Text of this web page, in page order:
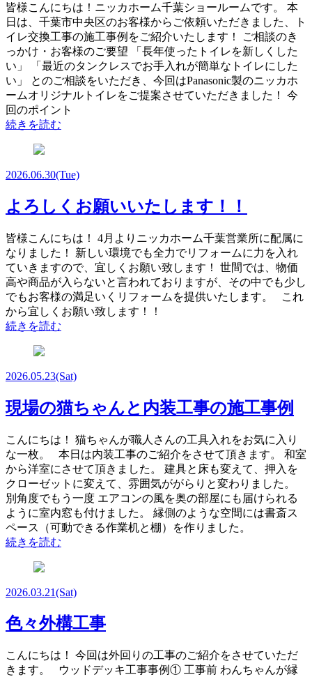
皆様こんにちは！ニッカホーム千葉ショールームです。 本
日は、千葉市中央区のお客様からご依頼いただきました、ト
イレ交換工事の施工事例をご紹介いたします！ ご相談のき
っかけ・お客様のご要望 「長年使ったトイレを新しくした
い」 「最近のタンクレスでお手入れが簡単なトイレにした
い」 とのご相談をいただき、今回はPanasonic製のニッカホ
ームオリジナルトイレをご提案させていただきました！ 今
回のポイント
続きを読む
2026.06.30(Tue)
よろしくお願いいたします！！
皆様こんにちは！ 4月よりニッカホーム千葉営業所に配属に
なりました！ 新しい環境でも全力でリフォームに力を入れ
ていきますので、宜しくお願い致します！ 世間では、物価
高や商品が入らないと言われておりますが、その中でも少し
でもお客様の満足いくリフォームを提供いたします。 これ
から宜しくお願い致します！！
続きを読む
2026.05.23(Sat)
現場の猫ちゃんと内装工事の施工事例
こんにちは！ 猫ちゃんが職人さんの工具入れをお気に入り
な一枚。 本日は内装工事のご紹介をさせて頂きます。 和室
から洋室にさせて頂きました。 建具と床も変えて、押入を
クローゼットに変えて、雰囲気ががらりと変わりました。
別角度でもう一度 エアコンの風を奥の部屋にも届けられる
ように室内窓も付けました。 縁側のような空間には書斎ス
ペース（可動できる作業机と棚）を作りました。
続きを読む
2026.03.21(Sat)
色々外構工事
こんにちは！ 今回は外回りの工事のご紹介をさせていただ
きます。 ウッドデッキ工事事例① 工事前 わんちゃんが縁